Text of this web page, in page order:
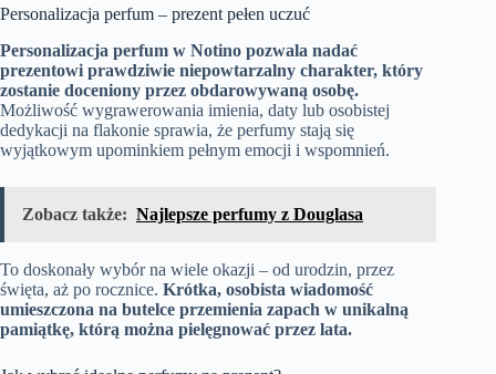
Personalizacja perfum – prezent pełen uczuć
Personalizacja perfum w Notino pozwala nadać
prezentowi prawdziwie niepowtarzalny charakter, który
zostanie doceniony przez obdarowywaną osobę.
Możliwość wygrawerowania imienia, daty lub osobistej
dedykacji na flakonie sprawia, że perfumy stają się
wyjątkowym upominkiem pełnym emocji i wspomnień.
Zobacz także: Najlepsze perfumy z Douglasa
To doskonały wybór na wiele okazji – od urodzin, przez
święta, aż po rocznice. Krótka, osobista wiadomość
umieszczona na butelce przemienia zapach w unikalną
pamiątkę, którą można pielęgnować przez lata.